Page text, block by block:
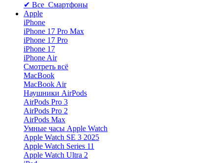
✔ Все Смартфоны
Apple
iPhone
iPhone 17 Pro Max
iPhone 17 Pro
iPhone 17
iPhone Air
Смотреть всё
MacBook
MacBook Air
Наушники AirPods
AirPods Pro 3
AirPods Pro 2
AirPods Max
Умные часы Apple Watch
Apple Watch SE 3 2025
Apple Watch Series 11
Apple Watch Ultra 2